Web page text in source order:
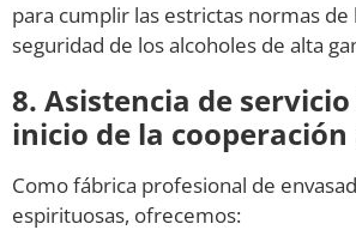
para cumplir las estrictas normas de
seguridad de los alcoholes de alta
8. Asistencia de
inicio de la cooperación
Como fábrica profesional de
espirituosas, ofrecemos: